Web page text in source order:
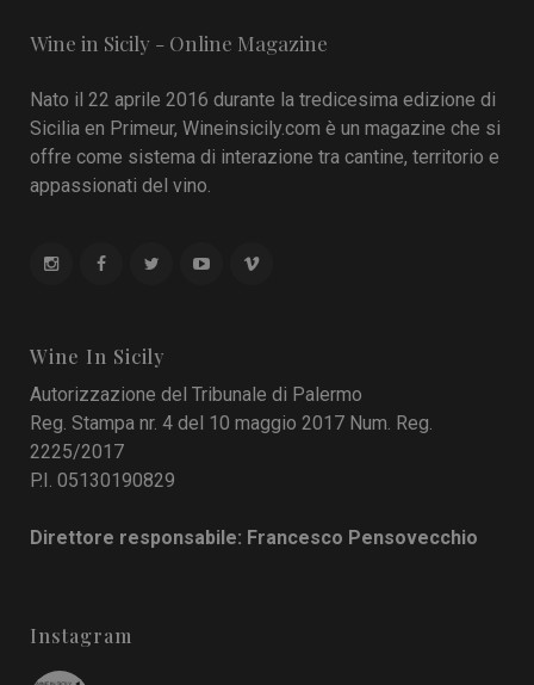
Wine in Sicily - Online Magazine
Nato il 22 aprile 2016 durante la tredicesima edizione di
Sicilia en Primeur, Wineinsicily.com è un magazine che si
offre come sistema di interazione tra cantine, territorio e
appassionati del vino.
Wine In Sicily
Autorizzazione del Tribunale di Palermo
Reg. Stampa nr. 4 del 10 maggio 2017 Num. Reg.
2225/2017
P.I. 05130190829
Direttore responsabile: Francesco Pensovecchio
Instagram